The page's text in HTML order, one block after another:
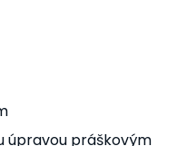
úpravou práškovým